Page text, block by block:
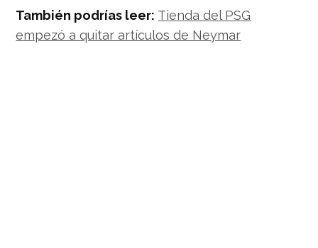
También podrías leer: Tienda del PSG
empezó a quitar artículos de Neymar